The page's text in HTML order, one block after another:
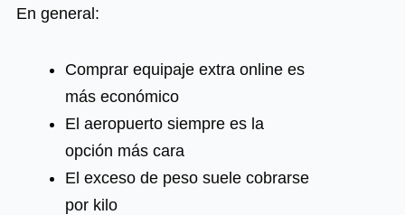
En general:
Comprar equipaje extra online es
más económico
El aeropuerto siempre es la
opción más cara
El exceso de peso suele cobrarse
por kilo